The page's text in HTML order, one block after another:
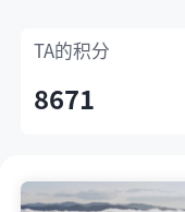
TA的积分
8671